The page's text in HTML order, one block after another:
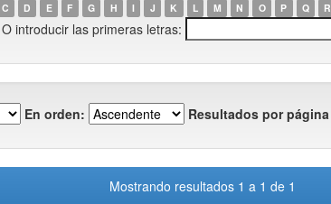
C D E F G H I J K L M N O P Q R
O introducir las primeras letras:
En orden: Resultados por página
Mostrando resultados 1 a 1 de 1